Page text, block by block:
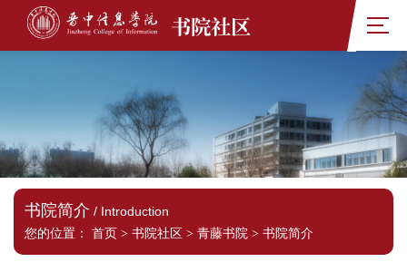
书院社区
书院简介 / Introduction
您的位置：
首页 > 书院社区 > 青藤书院 > 书院简介